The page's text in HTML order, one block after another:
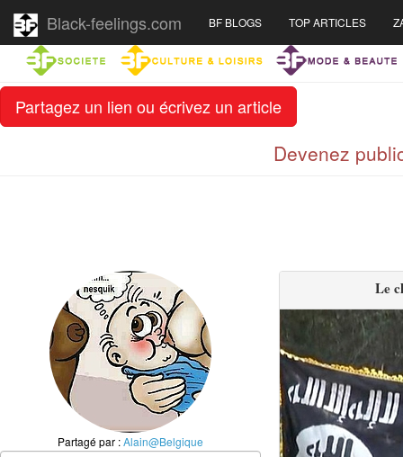
Partagez un lien ou écrivez un article
Black-feelings.com BF BLOGS TOP ARTICLES
Devenez
Le
Partagé par :Alain@Belgique